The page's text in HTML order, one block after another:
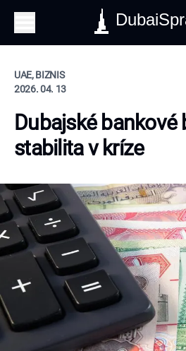
UAE, BIZNIS
2026. 04. 13
Dubajské bankové
stabilita v kríze